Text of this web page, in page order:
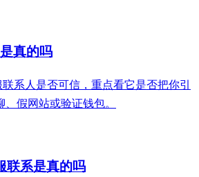
真的吗
系人是否可信，重点看它是否把你引
假网站或验证钱包。
联系是真的吗